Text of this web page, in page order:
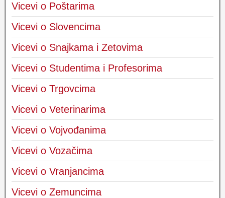
Vicevi o Poštarima
Vicevi o Slovencima
Vicevi o Snajkama i Zetovima
Vicevi o Studentima i Profesorima
Vicevi o Trgovcima
Vicevi o Veterinarima
Vicevi o Vojvođanima
Vicevi o Vozačima
Vicevi o Vranjancima
Vicevi o Zemuncima